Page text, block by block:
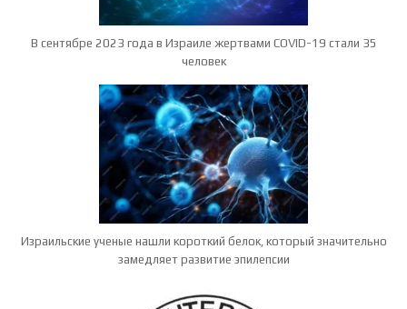
В сентябре 2023 года в Израиле жертвами COVID-19 стали 35
человек
Израильские ученые нашли короткий белок, который значительно
замедляет развитие эпилепсии